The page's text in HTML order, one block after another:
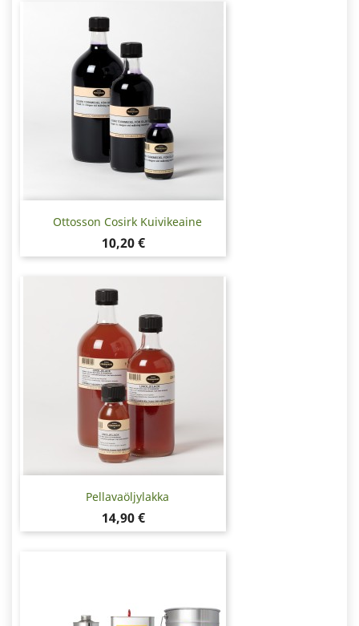
Ottosson Cosirk Kuivikeaine
Hinta
10,20 €
Pellavaöljylakka
Hinta
14,90 €